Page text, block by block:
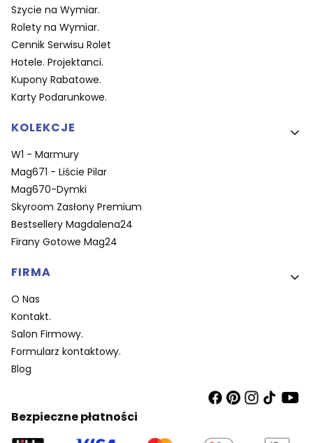
Szycie na Wymiar.
Rolety na Wymiar.
Cennik Serwisu Rolet
Hotele. Projektanci.
Kupony Rabatowe.
Karty Podarunkowe.
KOLEKCJE
W1 - Marmury
Mag671 - Liście Pilar
Mag670-Dymki
Skyroom Zasłony Premium
Bestsellery Magdalena24
Firany Gotowe Mag24
FIRMA
O Nas
Kontakt.
Salon Firmowy.
Formularz kontaktowy.
Blog
Bezpieczne płatności